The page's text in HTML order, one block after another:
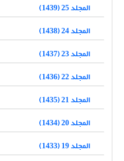
المجلد 25 (1439)
المجلد 24 (1438)
المجلد 23 (1437)
المجلد 22 (1436)
المجلد 21 (1435)
المجلد 20 (1434)
المجلد 19 (1433)